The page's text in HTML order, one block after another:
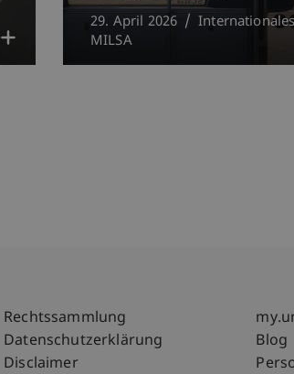
29. April 2026
Internationales
MILSA
Fußzeile Rechtliche
Rechtssammlung
Datenschutzerklärung
Disclaimer
Blog